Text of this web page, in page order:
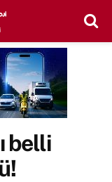
belli